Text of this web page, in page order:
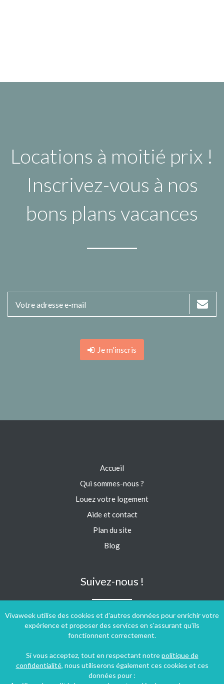
Locations à moitié prix !
Inscrivez-vous à nos
bons plans vacances
Je m'inscris
Vivaweek utilise des cookies et d'autres données pour enrichir votre
expérience et proposer des services en s'assurant qu'ils
fonctionnent correctement.
Si vous acceptez, tout en respectant notrepolitique de
confidentialité, nous utiliserons également ces cookies et ces
données pour :
Accueil
Qui sommes-nous ?
Louez votre logement
Aide et contact
Plan du site
Blog
Suivez-nous !